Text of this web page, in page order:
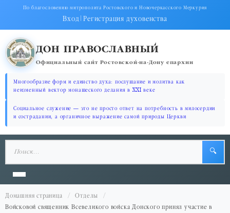
По благословению митрополита Ростовского и Новочеркасского Меркурия
Вход|Регистрация духовенства
ДОН ПРАВОСЛАВНЫЙ
Официальный сайт Ростовской-на-Дону епархии
Многообразие форм и единство духа: послушание и молитва как
неизменный вектор монашеского делания в XXI веке
Социальное служение — это не просто ответ на потребность в милосердии
и сострадании, а органичное выражение самой природы Церкви
🔍
Домашняя страница
Отделы
Войсковой священник Всевеликого войска Донского принял участие в